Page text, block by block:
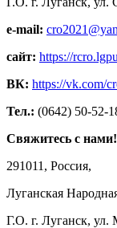
e-mail:
сайт: https://
ВК: https://vk.com/
Тел.: (0642) 50-52-
Свяжитесь с нами!
291011, Россия,
Луганская
Г.О. г. Луганск, ул.